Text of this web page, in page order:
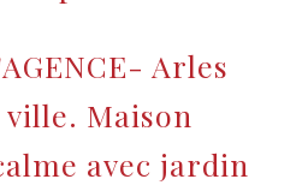
Arles
Maison
avec jardin